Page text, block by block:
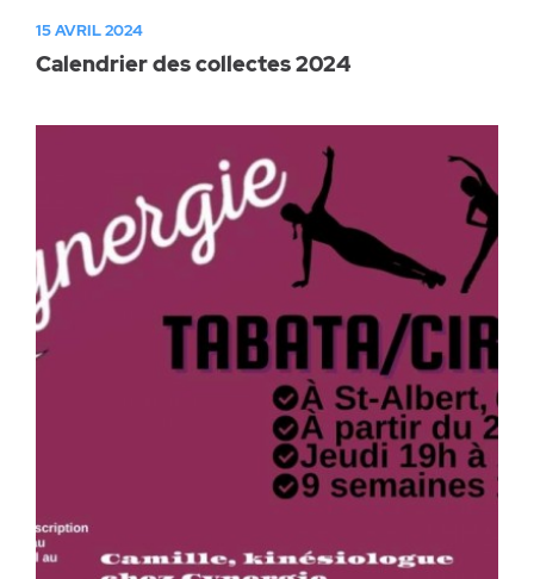
15 AVRIL 2024
Calendrier des collectes 2024